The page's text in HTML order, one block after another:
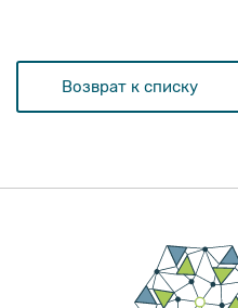
Возврат к списку